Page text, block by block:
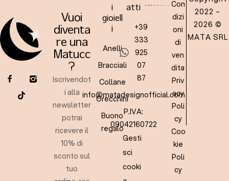
Vuoi
diventa
re una
Matucc
?
Iscrivendot
i alla
newsletter
potrai
ricevere il
10% di
sconto sul
tuo
i
gioiell
i
Anelli
Bracciali
Collane
Orecchini
Buono
regalo
atti
+39
333
925
07
87
info@matadesignofficial.com
P.IVA:
09042160722
Gesti
sci
cooki
Con
dizi
oni
di
ven
dita
Priv
acy
Poli
cy
Coo
kie
Poli
cy
2022 –
2026 ©
MATA SRL